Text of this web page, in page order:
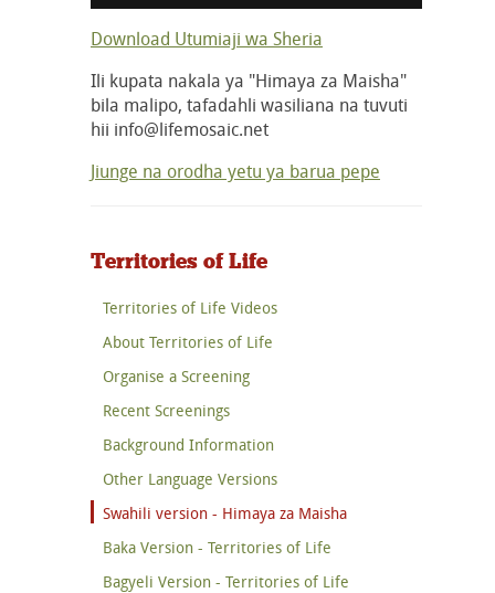
Download Utumiaji wa Sheria
Ili kupata nakala ya "Himaya za Maisha"
bila malipo, tafadahli wasiliana na tuvuti
hii info@lifemosaic.net
Jiunge na orodha yetu ya barua pepe
Territories of Life
Territories of Life Videos
About Territories of Life
Organise a Screening
Recent Screenings
Background Information
Other Language Versions
Swahili version - Himaya za Maisha
Baka Version - Territories of Life
Bagyeli Version - Territories of Life